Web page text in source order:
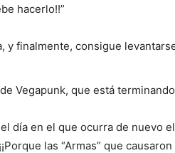
hacerlo!!”
y finalmente, consigue
Vegapunk, que está
día en el que ocurra de nuevo
las “Armas” que